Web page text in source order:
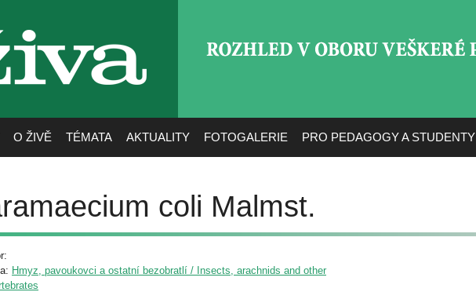
živa
O ŽIVĚ TÉMATA AKTUALITY FOTOGALERIE PRO PEDAGOGY A STUDENTY
coli Malmst.
Hmyz, pavoukovci a ostatní bezobratlí / Insects, arachnids and other